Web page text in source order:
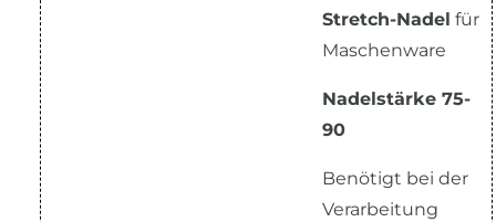
Stretch-Nadel für
Maschenware
Nadelstärke 75-
90
Benötigt bei der
Verarbeitung